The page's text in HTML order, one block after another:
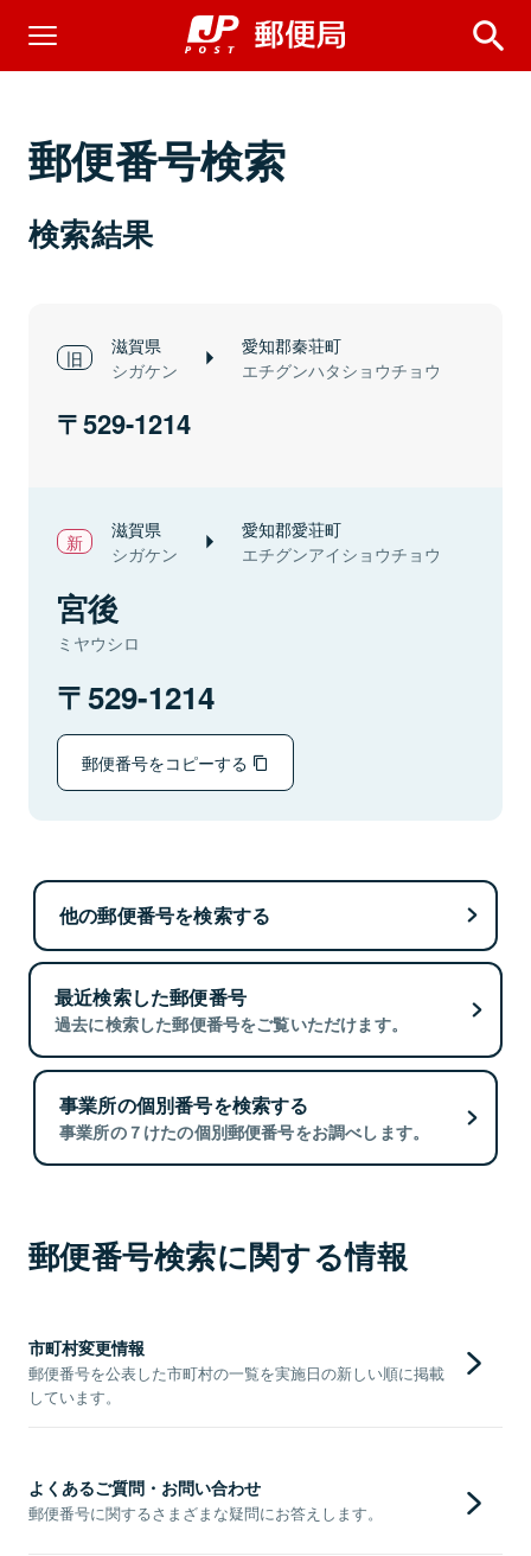
郵便番号検索
検索結果
滋賀県
シガケン
愛知郡秦荘町
エチグンハタショウチョウ
529-1214
滋賀県
シガケン
愛知郡愛荘町
エチグンアイショウチョウ
宮後
ミヤウシロ
529-1214
郵便番号をコピーする
他の郵便番号を検索する
最近検索した郵便番号
過去に検索した郵便番号をご覧いただけます。
事業所の個別番号を検索する
事業所の７けたの個別郵便番号をお調べします。
郵便番号検索に関する情報
市町村変更情報
郵便番号を公表した市町村の一覧を実施日の新しい順に掲載
しています。
よくあるご質問・お問い合わせ
郵便番号に関するさまざまな疑問にお答えします。